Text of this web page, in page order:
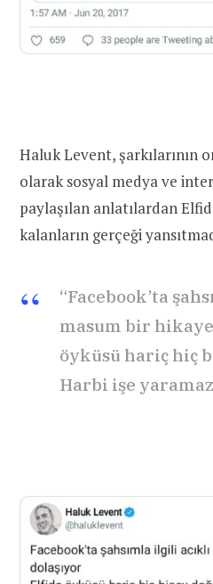
Haluk Levent, şarkılarının
olarak sosyal medya ve
paylaşılan anlatılardan
kalanların gerçeği
“Facebook’ta
masum bir
öyküsü hariç hiç
Harbi işe